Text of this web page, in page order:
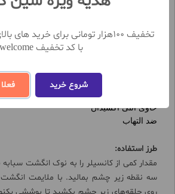
بافت نرم و سبک
پوشاندن تیرگی دور چشم
حاوی ویتامین
E
آبرسان و مرطوب کننده
کاهش دهنده چروک دور چشم
حاوی آنتی اکسیدان
ضد التهاب
طرز استفاده:
مقدار کمی از کانسیلر را به نوک انگشت
سه‌ نقطه زیر چشم بمالید. با ملایمت
با کد تخفیف welcome
شروع خرید